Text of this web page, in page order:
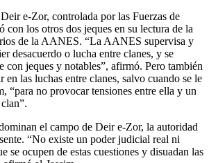
e-Zor, controlada por las Fuerzas de
con los otros dos jeques en su lectura de la
de la AANES. “La AANES supervisa y
desacuerdo o lucha entre clanes, y se
con jeques y notables”, afirmó. Pero también
en las luchas entre clanes, salvo cuando se le
“para no provocar tensiones entre ella y un
el campo de Deir e-Zor, la autoridad
“No existe un poder judicial real ni
se ocupen de estas cuestiones y disuadan las